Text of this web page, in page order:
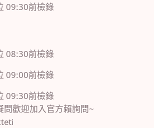
09:30前檢錄
08:30前檢錄
09:00前檢錄
09:30前檢錄
問歡迎加入官方賴詢問~